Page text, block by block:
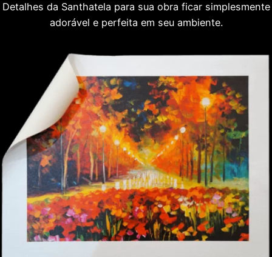
Detalhes da Santhatela para sua obra ficar simplesmente
adorável e perfeita em seu ambiente.